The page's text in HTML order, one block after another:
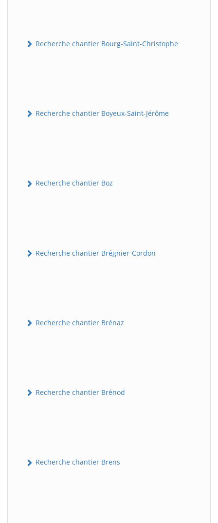
Recherche chantier Bourg-Saint-Christophe
Recherche chantier Boyeux-Saint-Jérôme
Recherche chantier Boz
Recherche chantier Brégnier-Cordon
Recherche chantier Brénaz
Recherche chantier Brénod
Recherche chantier Brens